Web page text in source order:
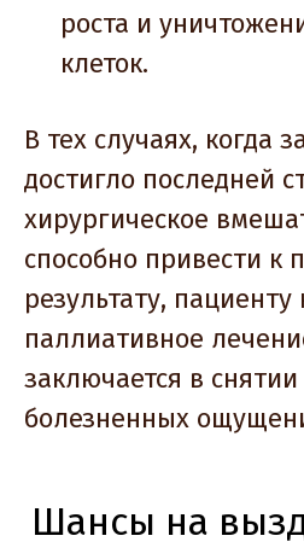
роста и
клеток.
В тех случаях, когда
достигло последней
хирургическое
способно привести к
результату, пациенту
паллиативное
заключается в
болезненных
Шансы на